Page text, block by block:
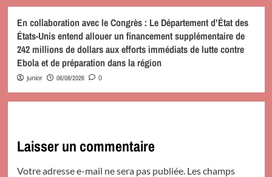
En collaboration avec le Congrès : Le Département d’État des
États-Unis entend allouer un financement supplémentaire de
242 millions de dollars aux efforts immédiats de lutte contre
Ebola et de préparation dans la région
junior 06/08/2026 0
Laisser un commentaire
Votre adresse e-mail ne sera pas publiée. Les champs